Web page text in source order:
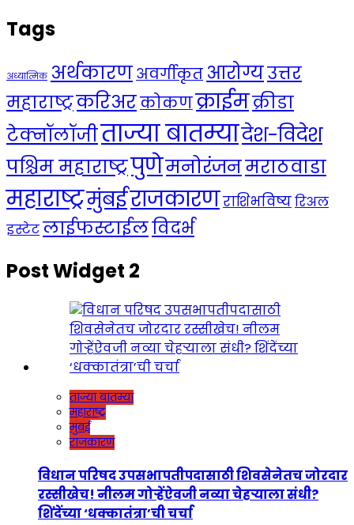
Tags
अध्यात्मिक अर्थकारणअवर्गीकृत आरोग्यउत्तर
महाराष्ट्रकरिअरकोकणक्राईमक्रीडा
टेक्नॉलॉजीताज्या बातम्यादेश-विदेश
पश्चिम महाराष्ट्रपुणेमनोरंजनमराठवाडा
महाराष्ट्रमुंबईराजकारणराशिभविष्यरिअल
इस्टेटलाईफस्टाईलविदर्भ
Post Widget 2
ताज्या बातम्या
महाराष्ट्र
मुंबई
राजकारण
विधान परिषद उपसभापतीपदासाठी शिवसेनेतच जोरदार
रस्सीखेच! नीलम गोऱ्हेंऐवजी नव्या चेहऱ्याला संधी?
शिंदेंच्या ‘धक्कातंत्रा’ची चर्चा